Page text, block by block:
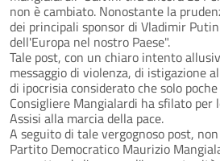
non è cambiato. Nonostante la
dei principali sponsor di Vladimir
dell'Europa nel nostro Paese".
Tale post, con un chiaro intento
messaggio di violenza, di istigazione
di ipocrisia considerato che solo
Consigliere Mangialardi ha sfilato per
Assisi alla marcia della pace.
A seguito di tale vergognoso post,
Partito Democratico Maurizio